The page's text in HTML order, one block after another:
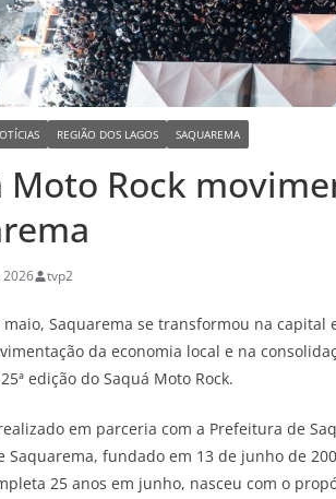
REGIÃO DOS LAGOS SAQUAREMA
Moto Rock
2026 tvp2
maio, Saquarema se transformou na
da economia local e na
edição do Saquá Moto Rock.
em parceria com a Prefeitura de
Saquarema, fundado em 13 de junho de
25 anos em junho, nasceu com o